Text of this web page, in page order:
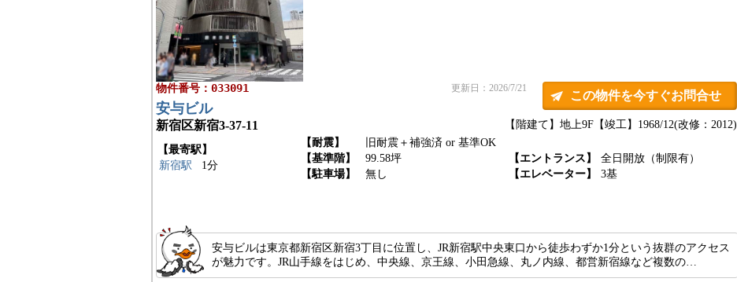
物件番号：033091 更新日：2026/7/21
この物件を今すぐお問合せ
安与ビル
新宿区新宿3-37-11 【竣工】1968/12(改修：2012)
【階建て】地上9F
【最寄駅】
新宿駅
1分
【耐震】
旧耐震＋補強済 or 基準OK
【基準階】
99.58坪 【エントランス】
全日開放（制限有）
【駐車場】
無し 【エレベーター】 3基
安与ビルは東京都新宿区新宿3丁目に位置し、JR新宿駅中央東口から徒歩わずか1分という抜群のアクセス
が魅力です。JR山手線をはじめ、中央線、京王線、小田急線、丸ノ内線、都営新宿線など複数の…